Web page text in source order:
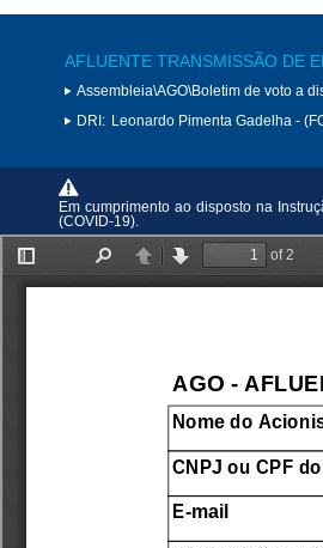
AFLUENTE TRANSMISSÃO DE
Assembleia\AGO\Boletim de voto a
DRI: Leonardo Pimenta Gadelha -
Em cumprimento ao disposto na
(COVID-19).